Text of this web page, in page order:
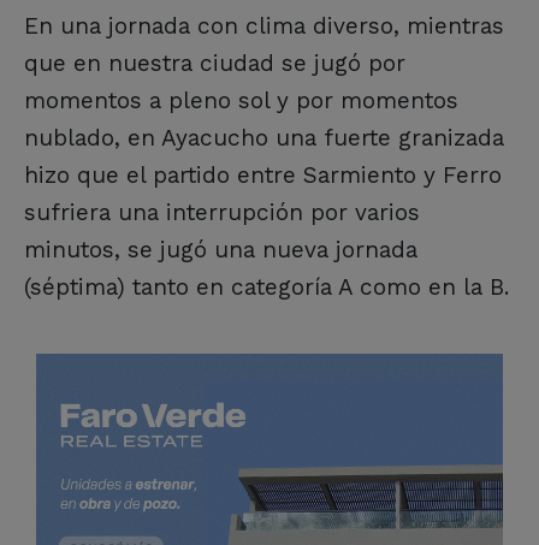
En una jornada con clima diverso, mientras
que en nuestra ciudad se jugó por
momentos a pleno sol y por momentos
nublado, en Ayacucho una fuerte granizada
hizo que el partido entre Sarmiento y Ferro
sufriera una interrupción por varios
minutos, se jugó una nueva jornada
(séptima) tanto en categoría A como en la B.